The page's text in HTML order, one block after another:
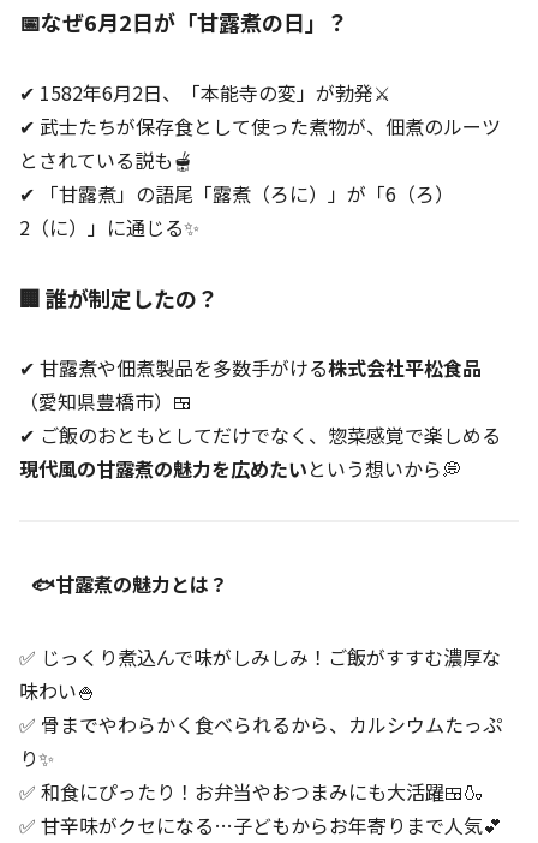
📅なぜ6月2日が「甘露煮の日」？
✔ 1582年6月2日、「本能寺の変」が勃発⚔️
✔ 武士たちが保存食として使った煮物が、佃煮のルーツ
とされている説も🫕
✔ 「甘露煮」の語尾「露煮（ろに）」が「6（ろ）
2（に）」に通じる✨
🏢 誰が制定したの？
✔ 甘露煮や佃煮製品を多数手がける株式会社平松食品
（愛知県豊橋市）🍱
✔ ご飯のおともとしてだけでなく、惣菜感覚で楽しめる
現代風の甘露煮の魅力を広めたいという想いから💭
🐟甘露煮の魅力とは？
✅ じっくり煮込んで味がしみしみ！ご飯がすすむ濃厚な
味わい🍚
✅ 骨までやわらかく食べられるから、カルシウムたっぷ
り✨
✅ 和食にぴったり！お弁当やおつまみにも大活躍🍱🍶
✅ 甘辛味がクセになる…子どもからお年寄りまで人気💕